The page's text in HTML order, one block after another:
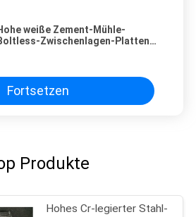
weiße Zement-Mühle-
Zwischenlagen-Platten
Fortsetzen
Produkte
Hohes Cr-legierter Stahl-